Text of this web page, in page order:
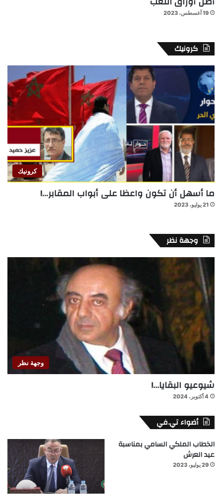
19 أغسطس، 2023
كرونيك
كرونيك
ما أسهل أن تكون واعظا على أبواب المقابر…!
21 يوليو، 2023
وجهة نظر
وجهة نظر
شيوعيو البقايا…!
4 أكتوبر، 2024
أضواء تي.في
الخطاب الملكي السامي بمناسبة
عيد العرش
29 يوليو، 2023